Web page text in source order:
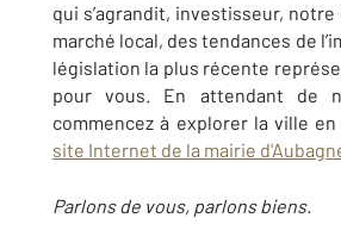
qui s’agrandit, investisseur,
marché local, des tendances de
législation la plus récente
pour vous. En attendant de
commencez à explorer la ville
site Internet de la mairie
Parlons de vous, parlons biens.